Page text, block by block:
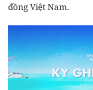
đồng Việt Nam.